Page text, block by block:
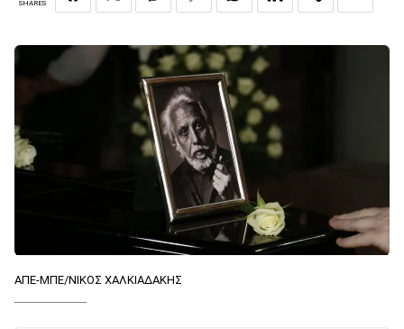
SHARES
ΑΠΕ-ΜΠΕ/ΝΙΚΟΣ ΧΑΛΚΙΑΔΑΚΗΣ